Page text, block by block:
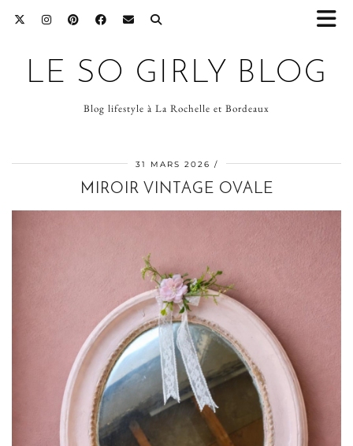
LE SO GIRLY BLOG
Blog lifestyle à La Rochelle et Bordeaux
31 MARS 2026
MIROIR VINTAGE OVALE